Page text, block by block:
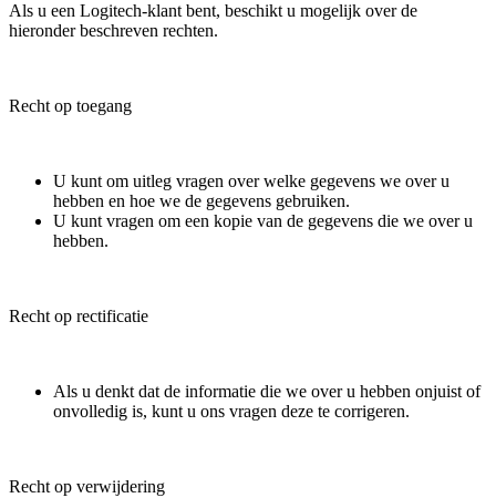
Als u een Logitech-klant bent, beschikt u mogelijk over de
hieronder beschreven rechten.
Recht op toegang
U kunt om uitleg vragen over welke gegevens we over u
hebben en hoe we de gegevens gebruiken.
U kunt vragen om een kopie van de gegevens die we over u
hebben.
Recht op rectificatie
Als u denkt dat de informatie die we over u hebben onjuist of
onvolledig is, kunt u ons vragen deze te corrigeren.
Recht op verwijdering